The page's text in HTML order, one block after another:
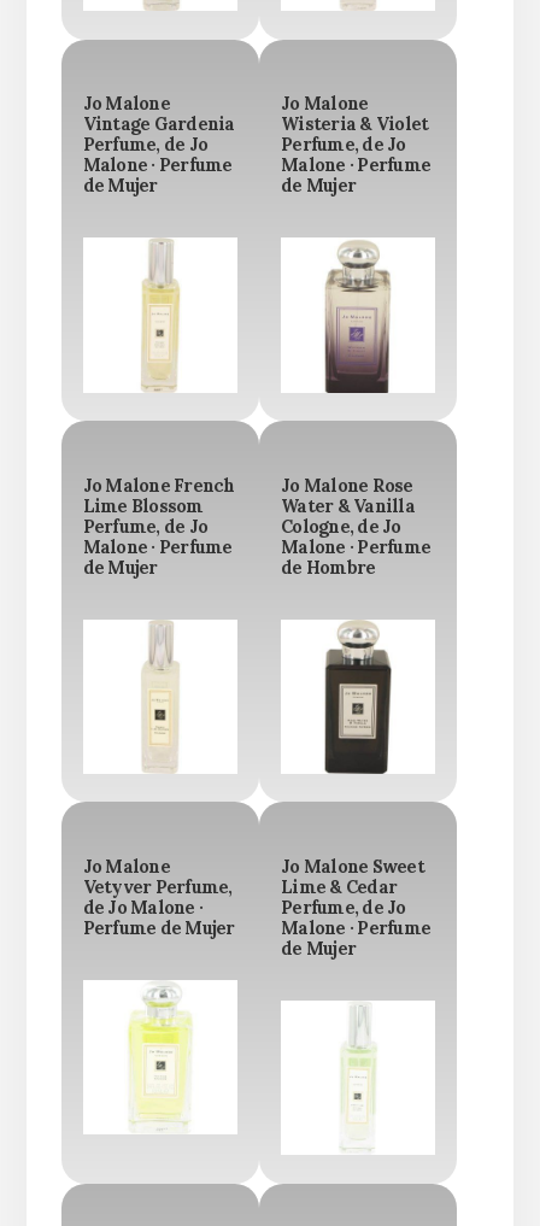
Jo Malone
Vintage Gardenia
Perfume, de Jo
Malone · Perfume
de Mujer
Jo Malone
Wisteria & Violet
Perfume, de Jo
Malone · Perfume
de Mujer
Jo Malone French
Lime Blossom
Perfume, de Jo
Malone · Perfume
de Mujer
Jo Malone Rose
Water & Vanilla
Cologne, de Jo
Malone · Perfume
de Hombre
Jo Malone
Vetyver Perfume,
de Jo Malone ·
Perfume de Mujer
Jo Malone Sweet
Lime & Cedar
Perfume, de Jo
Malone · Perfume
de Mujer